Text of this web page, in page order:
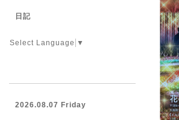
日記
Select Language ▼
2026.08.07 Friday